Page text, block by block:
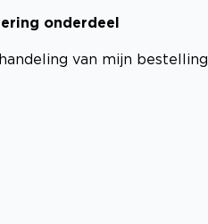
onderdeel
van mijn bestelling.